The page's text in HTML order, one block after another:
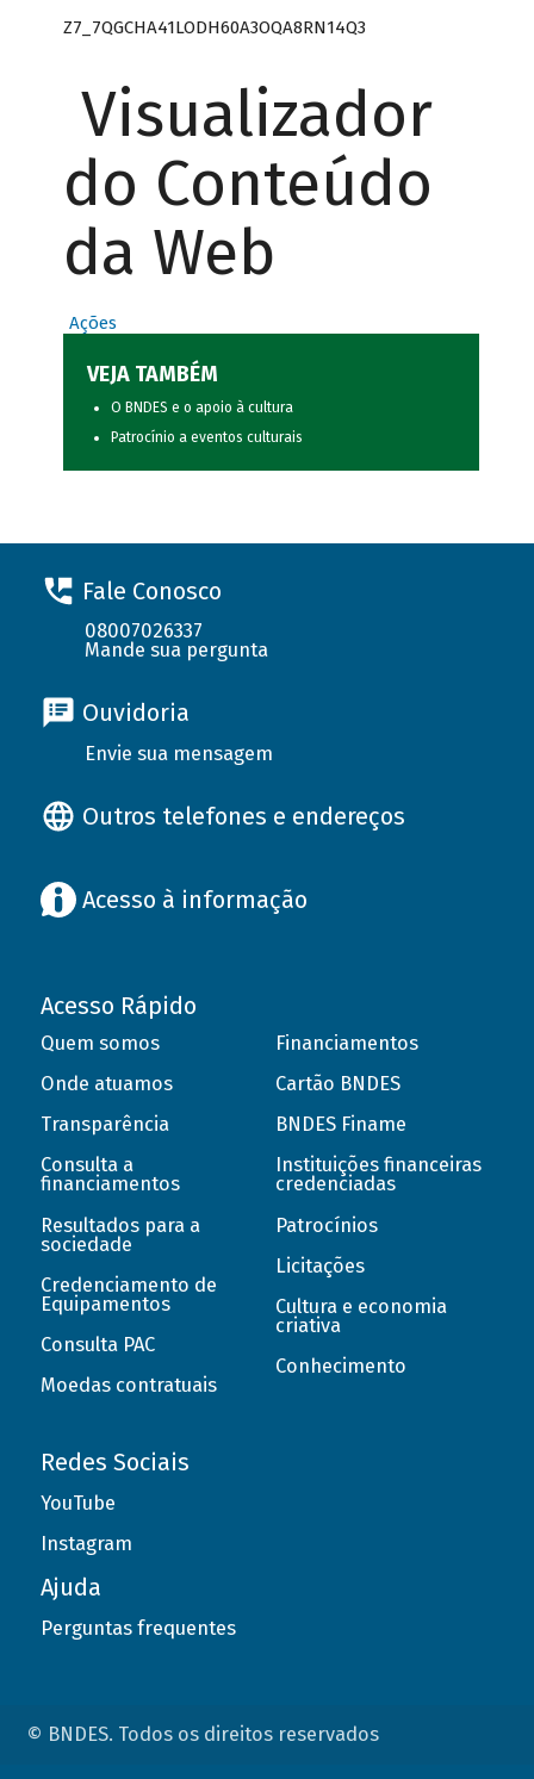
Z7_7QGCHA41LODH60A3OQA8RN14Q3
Visualizador
do Conteúdo
da Web
Ações
VEJA TAMBÉM
O BNDES e o apoio à cultura
Patrocínio a eventos culturais
Fale Conosco
08007026337
Mande sua pergunta
Ouvidoria
Envie sua mensagem
Outros telefones e endereços
Acesso à informação
Acesso Rápido
Quem somos
Onde atuamos
Transparência
Consulta a
financiamentos
Resultados para a
sociedade
Credenciamento de
Equipamentos
Consulta PAC
Moedas contratuais
Financiamentos
Cartão BNDES
BNDES Finame
Instituições financeiras
credenciadas
Patrocínios
Licitações
Cultura e economia
criativa
Conhecimento
Redes Sociais
YouTube
Instagram
Ajuda
Perguntas frequentes
© BNDES. Todos os direitos reservados